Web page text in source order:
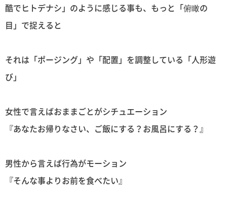
酷でヒトデナシ」のように感じる事も、もっと「俯瞰の
目」で捉えると
それは「ポージング」や「配置」を調整している「人形遊
び」
女性で言えばおままごとがシチュエーション
『あなたお帰りなさい、ご飯にする？お風呂にする？』
男性から言えば行為がモーション
『そんな事よりお前を食べたい』